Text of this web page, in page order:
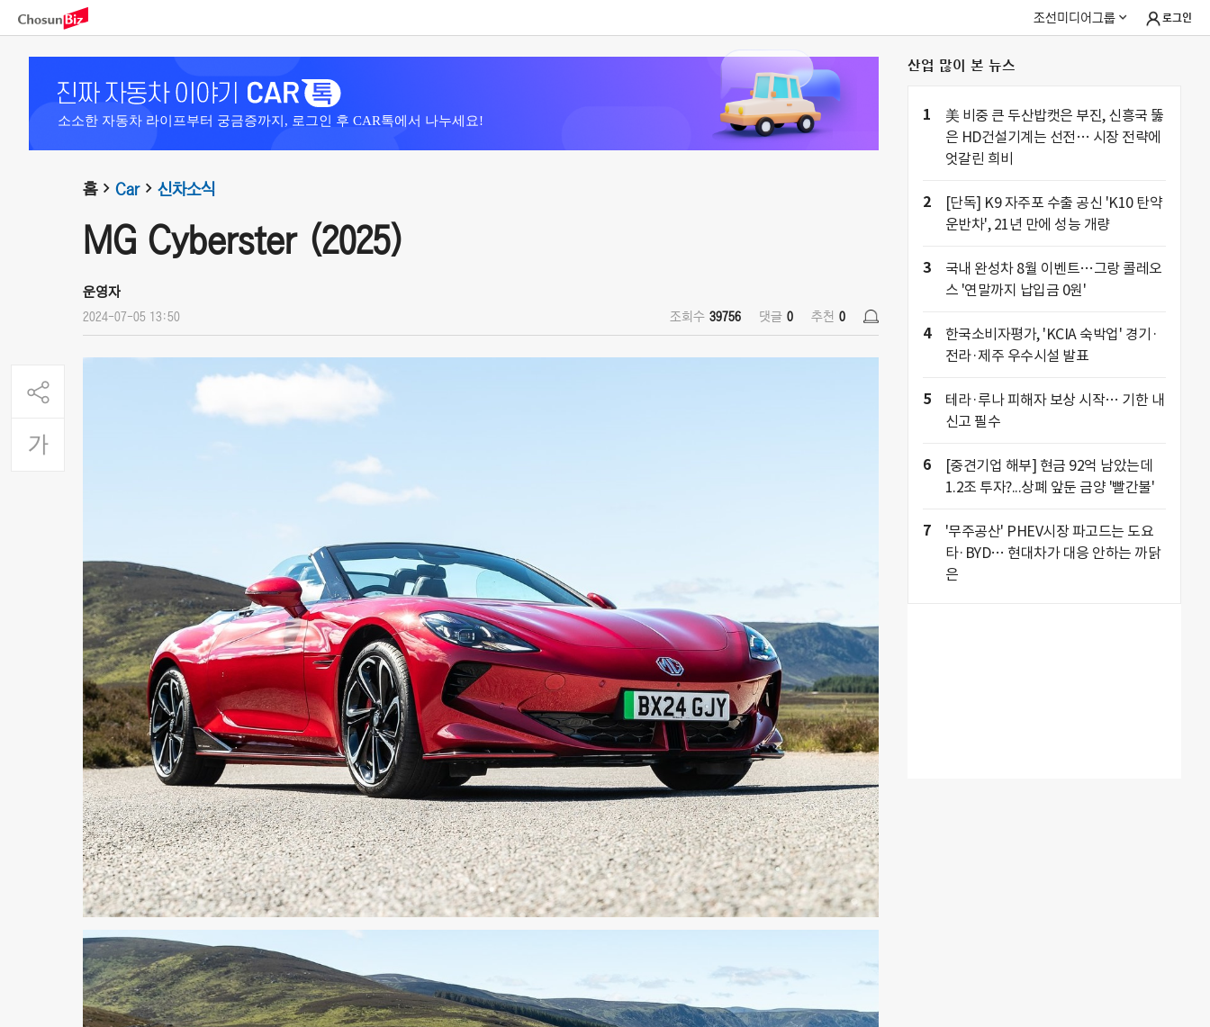
조선미디어그룹 로그인
소소한 자동차 라이프부터 궁금증까지, 로그인 후 CAR톡에서 나누세요!
홈 Car 신차소식
MG Cyberster (2025)
운영자
2024-07-05 13:50 조회수 39756 댓글 0 추천 0
산업 많이 본 뉴스